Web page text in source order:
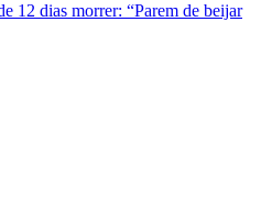
12 dias morrer: “Parem de beijar